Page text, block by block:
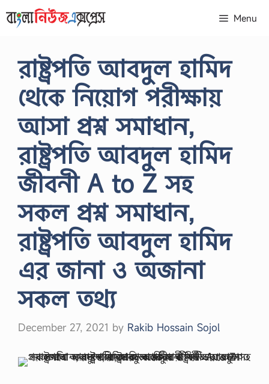
to
Menu
রাষ্ট্রপতি আবদুল হামিদ
থেকে নিয়োগ পরীক্ষায়
আসা প্রশ্ন সমাধান,
রাষ্ট্রপতি আবদুল হামিদ
জীবনী A to Z সহ
সকল প্রশ্ন সমাধান,
রাষ্ট্রপতি আবদুল হামিদ
এর জানা ও অজানা
সকল তথ্য
December 27, 2021 by Rakib Hossain Sojol